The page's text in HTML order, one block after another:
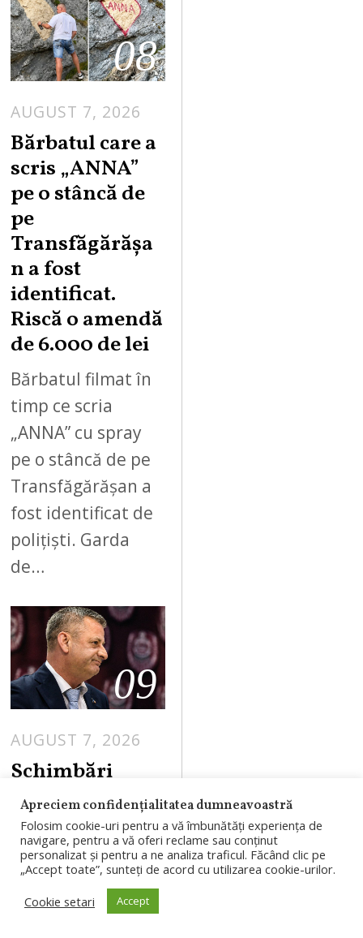
08
AUGUST 7, 2026
Bărbatul care a
scris „ANNA”
pe o stâncă de
pe
Transfăgărășa
n a fost
identificat.
Riscă o amendă
de 6.000 de lei
Bărbatul filmat în
timp ce scria
„ANNA” cu spray
pe o stâncă de pe
Transfăgărășan a
fost identificat de
polițiști. Garda
de…
09
AUGUST 7, 2026
Schimbări
masive la CFR
Cluj după 0-5
cu Tromso.
Folha pleacă,
iar trei jucători
ar fi fost puși pe
Apreciem confidențialitatea dumneavoastră
Folosim cookie-uri pentru a vă îmbunătăți experiența de
navigare, pentru a vă oferi reclame sau conținut
personalizat și pentru a ne analiza traficul. Făcând clic pe
„Accept toate”, sunteți de acord cu utilizarea cookie-urilor.
Cookie setari
Accept